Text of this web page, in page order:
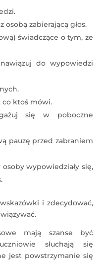
zabierającą głos.
świadczące o tym, że
do wypowiedzi
co ktoś mówi.
się w poboczne
pauzę przed zabraniem
wypowiedziały się,
i zdecydować,
mają szanse być
słuchają się
jest powstrzymanie się